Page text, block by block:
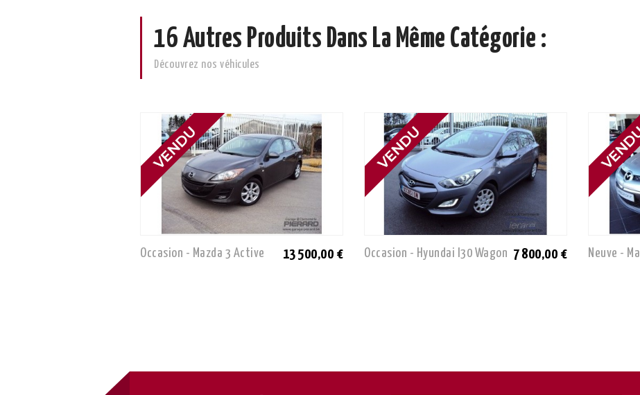
16 Autres Produits Dans La Même Catégorie :
Découvrez nos véhicules
Occasion - Mazda 3 Active 13 500,00 € Occasion - Hyundai I30 Wagon 7 800,00 € Neuve -